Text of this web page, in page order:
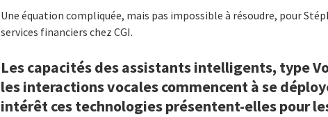
Une équation compliquée, mais pas impossible à résoudre, pour
services financiers chez CGI.
Les capacités des assistants intelligents, type
les interactions vocales commencent à se
intérêt ces technologies présentent-elles pour